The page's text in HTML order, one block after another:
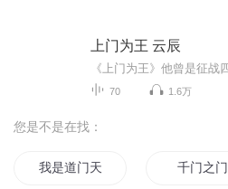
上门为王 云辰
70 1.6万
您是不是在找：
我是道门天师 千门之门